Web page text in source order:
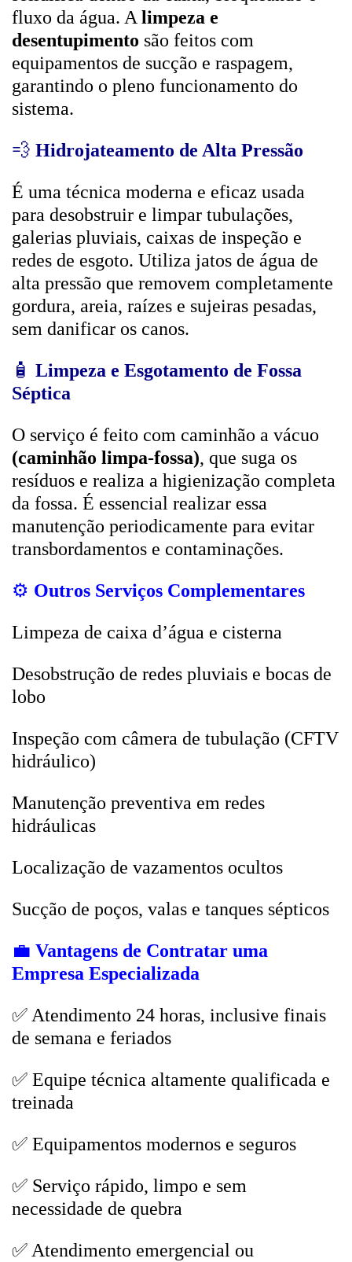
fluxo da água. A limpeza e
desentupimento são feitos com
equipamentos de sucção e raspagem,
garantindo o pleno funcionamento do
sistema.
💨 Hidrojateamento de Alta Pressão
É uma técnica moderna e eficaz usada
para desobstruir e limpar tubulações,
galerias pluviais, caixas de inspeção e
redes de esgoto. Utiliza jatos de água de
alta pressão que removem completamente
gordura, areia, raízes e sujeiras pesadas,
sem danificar os canos.
🧴 Limpeza e Esgotamento de Fossa
Séptica
O serviço é feito com caminhão a vácuo
(caminhão limpa-fossa), que suga os
resíduos e realiza a higienização completa
da fossa. É essencial realizar essa
manutenção periodicamente para evitar
transbordamentos e contaminações.
⚙️ Outros Serviços Complementares
Limpeza de caixa d’água e cisterna
Desobstrução de redes pluviais e bocas de
lobo
Inspeção com câmera de tubulação (CFTV
hidráulico)
Manutenção preventiva em redes
hidráulicas
Localização de vazamentos ocultos
Sucção de poços, valas e tanques sépticos
💼 Vantagens de Contratar uma
Empresa Especializada
✅ Atendimento 24 horas, inclusive finais
de semana e feriados
✅ Equipe técnica altamente qualificada e
treinada
✅ Equipamentos modernos e seguros
✅ Serviço rápido, limpo e sem
necessidade de quebra
✅ Atendimento emergencial ou